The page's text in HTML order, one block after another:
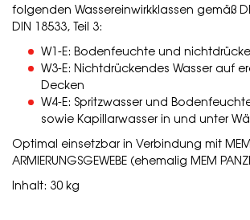
folgenden Wassereinwirkklassen gemäß
DIN 18533, Teil 3:
W1-E: Bodenfeuchte und
W3-E: Nichtdrückendes Wasser auf
Decken
W4-E: Spritzwasser und
sowie Kapillarwasser in und unter
Optimal einsetzbar in Verbindung mit MEM
ARMIERUNGSGEWEBE (ehemalig MEM
Inhalt: 30 kg